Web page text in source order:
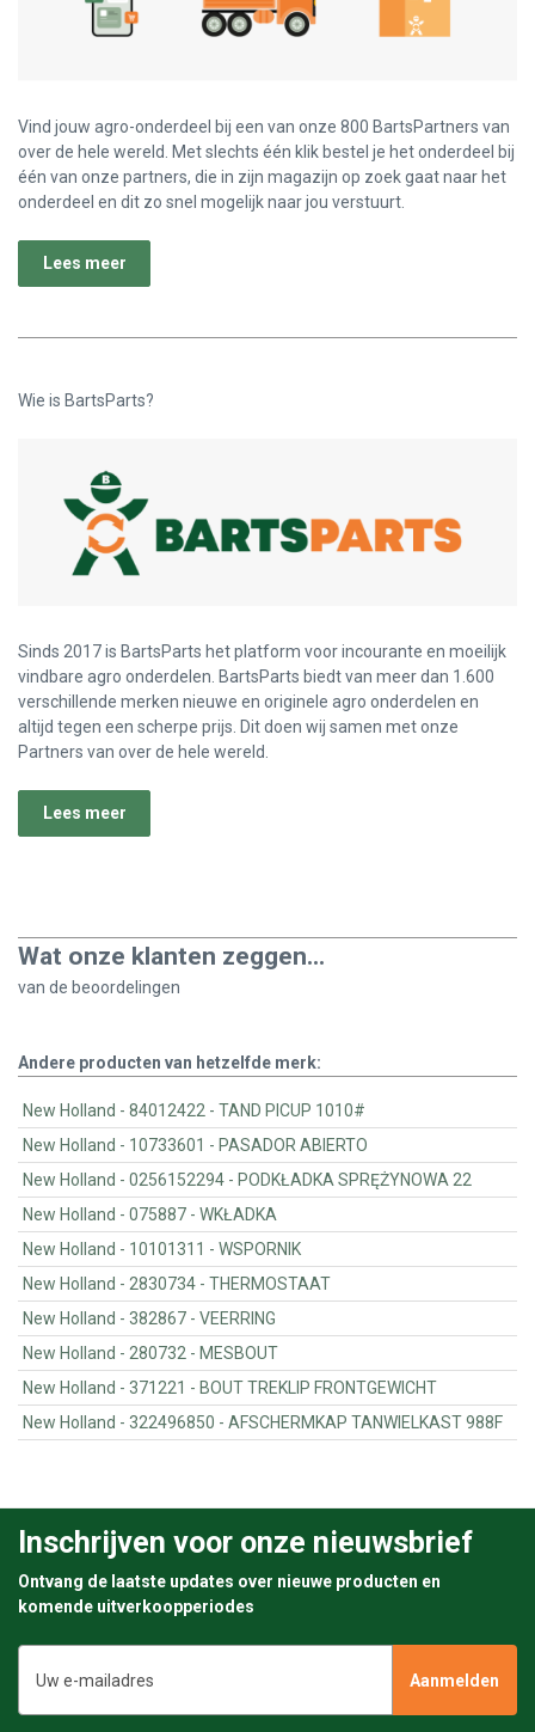
Vind jouw agro-onderdeel bij een van onze 800 BartsPartners van
over de hele wereld. Met slechts één klik bestel je het onderdeel bij
één van onze partners, die in zijn magazijn op zoek gaat naar het
onderdeel en dit zo snel mogelijk naar jou verstuurt.
Lees meer
Wie is BartsParts?
Sinds 2017 is BartsParts het platform voor incourante en moeilijk
vindbare agro onderdelen. BartsParts biedt van meer dan 1.600
verschillende merken nieuwe en originele agro onderdelen en
altijd tegen een scherpe prijs. Dit doen wij samen met onze
Partners van over de hele wereld.
Lees meer
Wat onze klanten zeggen...
van de beoordelingen
Andere producten van hetzelfde merk:
New Holland - 84012422 - TAND PICUP 1010#
New Holland - 10733601 - PASADOR ABIERTO
New Holland - 0256152294 - PODKŁADKA SPRĘŻYNOWA 22
New Holland - 075887 - WKŁADKA
New Holland - 10101311 - WSPORNIK
New Holland - 2830734 - THERMOSTAAT
New Holland - 382867 - VEERRING
New Holland - 280732 - MESBOUT
New Holland - 371221 - BOUT TREKLIP FRONTGEWICHT
New Holland - 322496850 - AFSCHERMKAP TANWIELKAST 988F
Inschrijven voor onze nieuwsbrief
Ontvang de laatste updates over nieuwe producten en
komende uitverkoopperiodes
mailadres